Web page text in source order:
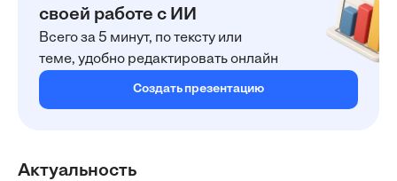
своей работе с ИИ
Всего за 5 минут, по тексту или
теме, удобно редактировать онлайн
Создать презентацию
Актуальность